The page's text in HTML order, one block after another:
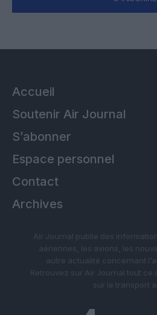
Accueil
Soutenir Air Journal
S’abonner
Espace personnel
Contact
Archives